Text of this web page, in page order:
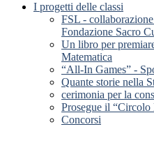
I progetti delle classi
FSL -
Fondazione Sacro
Un libro per
Matematica
“All-In Games” -
Quante storie nella
cerimonia per la
Prosegue il “Circolo
Concorsi